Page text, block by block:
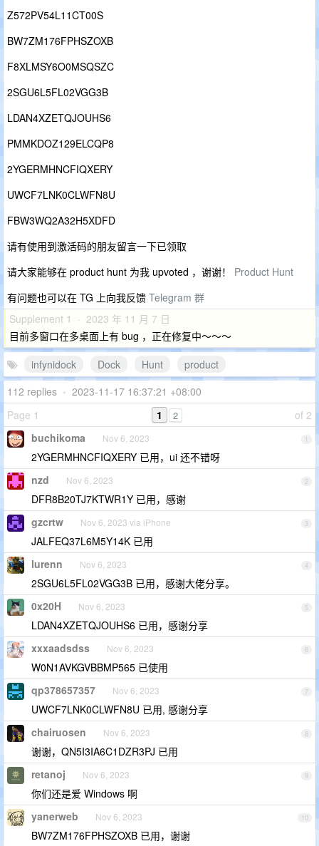
Z572PV54L11CT00S
BW7ZM176FPHSZOXB
F8XLMSY6O0MSQSZC
2SGU6L5FL02VGG3B
LDAN4XZETQJOUHS6
PMMKDOZ129ELCQP8
2YGERMHNCFIQXERY
UWCF7LNK0CLWFN8U
FBW3WQ2A32H5XDFD
请有使用到激活码的朋友留言一下已领取
请大家能够在 product hunt 为我 upvoted ，谢谢！ Product Hunt
有问题也可以在 TG 上向我反馈 Telegram 群
Supplement 1 · 2023 年 11 月 7 日
目前多窗口在多桌面上有 bug ，正在修复中～～～
infynidock
Dock Hunt
product
112 replies • 2023-11-17 16:37:21 +08:00
Page 1
of 2
1 2
1
buchikoma Nov 6, 2023
2YGERMHNCFIQXERY 已用，ui 还不错呀
2
nzd Nov 6, 2023
DFR8B20TJ7KTWR1Y 已用，感谢
3
gzcrtw Nov 6, 2023 via iPhone
JALFEQ37L6M5Y14K 已用
4
lurenn Nov 6, 2023
2SGU6L5FL02VGG3B 已用，感谢大佬分享。
5
0x20H Nov 6, 2023
LDAN4XZETQJOUHS6 已用，感谢分享
6
xxxaadsdss Nov 6, 2023
W0N1AVKGVBBMP565 已使用
7
qp378657357 Nov 6, 2023
UWCF7LNK0CLWFN8U 已用, 感谢分享
8
chairuosen Nov 6, 2023
谢谢，QN5I3IA6C1DZR3PJ 已用
9
retanoj Nov 6, 2023
你们还是爱 Windows 啊
10
yanerweb Nov 6, 2023
BW7ZM176FPHSZOXB 已用，谢谢